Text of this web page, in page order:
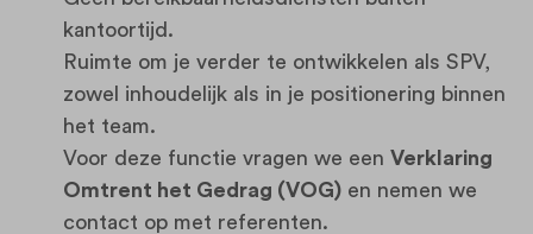
kantoortijd.
Ruimte om je verder te ontwikkelen als SPV,
zowel inhoudelijk als in je positionering binnen
het team.
Voor deze functie vragen we een Verklaring
Omtrent het Gedrag (VOG)en nemen we
contact op met referenten.